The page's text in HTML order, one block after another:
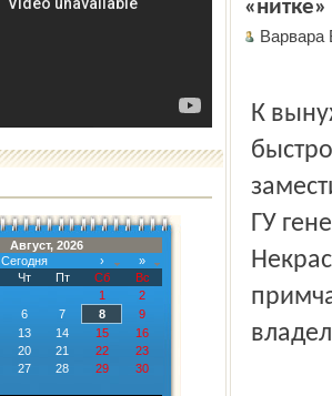
Август, 2026
Сегодня ›
»
Чт Пт Сб
Вс
1
2
6 7 8
9
13 14 15
16
20 21 22
23
27 28 29
30
«нитке»
К
ГУ